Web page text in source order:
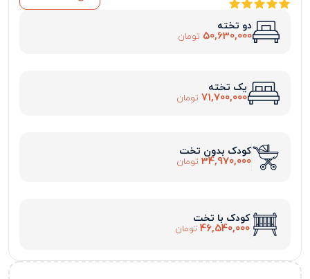
دو تخته
50,630,000 تومان
یک تخته
71,700,000 تومان
کودک بدون تخت
34,970,000 تومان
کودک با تخت
46,540,000 تومان